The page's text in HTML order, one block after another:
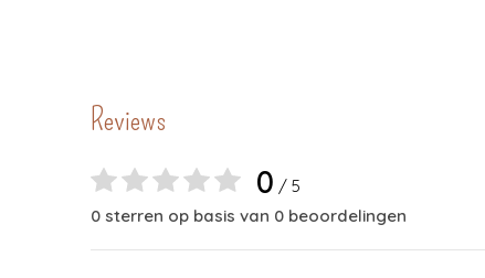
Reviews
0 / 5
0 sterren op basis van 0 beoordelingen